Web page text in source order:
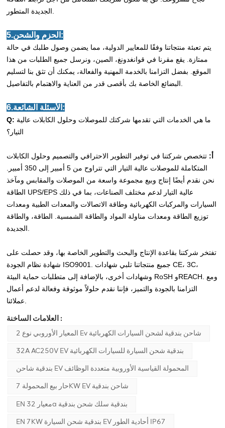
5.الحزم والشحن:
يتم تعبئة منتجاتنا وفقًا للمعايير الدولية، مما يضمن وصول طلبك في حالة
ممتازة. يقع مقرنا في قوانغدونغ، الصين، ونرسل جميع الطلبات من هذا
الموقع. بفضل التزامنا بالخدمة المهنية والفعالة، يمكنك أن تثق بنا لتسليم
6.الأسئلة الشائعة:
Q:
التيار؟
أ: تتخصص شركتنا في توفير التطوير الاحترافي والتصميم وحلول الكابلات
المتكاملة للموصلات عالية التيار التي تتراوح من 5 أمبير إلى 350 أمبير.
نحن نقدم أيضًا إنتاج وبيع مجموعة واسعة من الموصلات والمقابس ومآخذ
الطاقة UPS/EPS عالية التيار لدعم مختلف الصناعات، بما في ذلك
السيارات والمركبات الكهربائية وطاقة الاتصالات والمعدات الطبية ومعدات
توزيع الطاقة ومعدات مناولة المواد والطاقة الشمسية. الطاقة، والطاقة
تفتخر شركتنا بقاعدة الإنتاج والبحث والتطوير الخاصة بها، وقد حصلت على
شهادة نظام الجودة ISO9001. جميع منتجاتنا تلبي شهادات CE، 3C،
وشهادات أخرى، بالإضافة إلى متطلبات حماية البيئة RoSH وREACH. ومع
التزامنا بالجودة والتميز، فإننا نقدم حلولاً موثوقة وفعالة لدعم أعمال
العلامات الساخنة :
المعيار الأوروبي نوع 2 Ev شاحن بندقية لشحن السيارات الكهربائية
32A AC250V EV بندقية شحن السيارة للسيارات الكهربائية
بندقية شاحن EV المحمولة القياسية الأوروبية متعددة الوظائف
حار بيع المحمولة 7KW EV شاحن بندقية
EN معيار 32a بندقية سلك شحن بندقية
EN 7KW بندقية شحن السيارة EV أحادية الطور IP67